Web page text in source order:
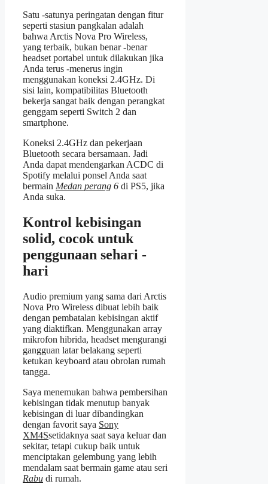
Satu -satunya peringatan dengan fitur
seperti stasiun pangkalan adalah
bahwa Arctis Nova Pro Wireless,
yang terbaik, bukan benar -benar
headset portabel untuk dilakukan jika
Anda terus -menerus ingin
menggunakan koneksi 2.4GHz. Di
sisi lain, kompatibilitas Bluetooth
bekerja sangat baik dengan perangkat
genggam seperti Switch 2 dan
smartphone.
Koneksi 2.4GHz dan pekerjaan
Bluetooth secara bersamaan. Jadi
Anda dapat mendengarkan ACDC di
Spotify melalui ponsel Anda saat
bermain Medan perang 6 di PS5, jika
Anda suka.
Kontrol kebisingan
solid, cocok untuk
penggunaan sehari -
hari
Audio premium yang sama dari Arctis
Nova Pro Wireless dibuat lebih baik
dengan pembatalan kebisingan aktif
yang diaktifkan. Menggunakan array
mikrofon hibrida, headset mengurangi
gangguan latar belakang seperti
ketukan keyboard atau obrolan rumah
tangga.
Saya menemukan bahwa pembersihan
kebisingan tidak menutup banyak
kebisingan di luar dibandingkan
dengan favorit saya Sony
XM4Ssetidaknya saat saya keluar dan
sekitar, tetapi cukup baik untuk
menciptakan gelembung yang lebih
mendalam saat bermain game atau seri
Rabu di rumah.